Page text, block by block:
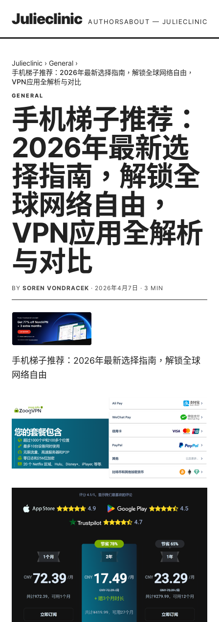
Julieclinic AUTHORSABOUT — JULIECLINIC
Julieclinic › General ›
手机梯子推荐：2026年最新选择指南，解锁全球网络自由，
VPN应用全解析与对比
GENERAL
手机梯子推荐：
2026年最新选
择指南，解锁全
球网络自由，
VPN应用全解析
与对比
BY SOREN VONDRACEK · 2026年4月7日 · 3 MIN
手机梯子推荐：2026年最新选择指南，解锁全球
网络自由